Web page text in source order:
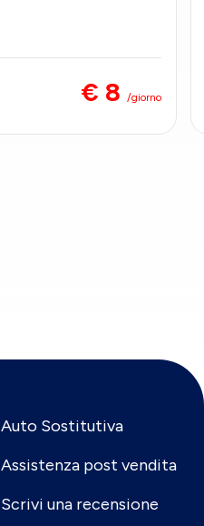
€ 8 /giorno
Auto Sostitutiva
Assistenza post vendita
Scrivi una recensione